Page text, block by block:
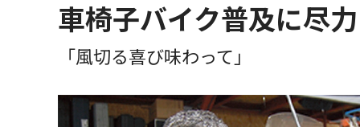
車椅子バイク普及に尽力
「風切る喜び味わって」